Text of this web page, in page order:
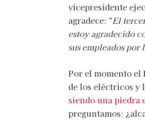
vicepresidente
agradece: “El
estoy agradecido
sus empleados por
Por el momento el
de los eléctricos y
siendo una piedra
preguntamos: